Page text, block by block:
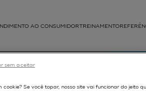
AO CONSUMIDORTREINAMENTO
cookie? Se você topar, nosso site vai funcionar do jeito
sem aceitar